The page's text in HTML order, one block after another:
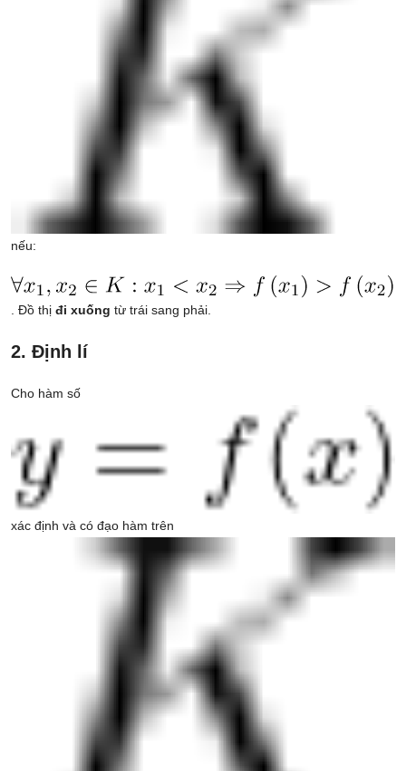
nếu:
. Đồ thị đi xuống từ trái sang phải.
2. Định lí
Cho hàm số
xác định và có đạo hàm trên